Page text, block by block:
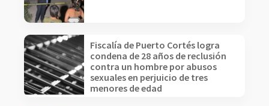
Fiscalía de Puerto Cortés logra
condena de 28 años de reclusión
contra un hombre por abusos
sexuales en perjuicio de tres
menores de edad